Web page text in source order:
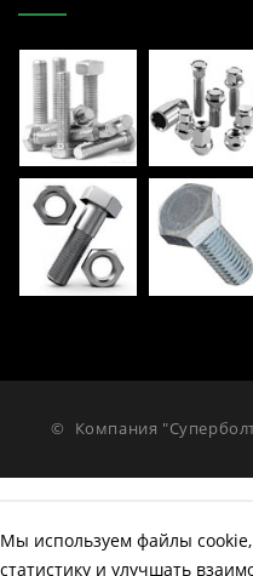
© Компания
Мы используем файлы
статистику и улучшать